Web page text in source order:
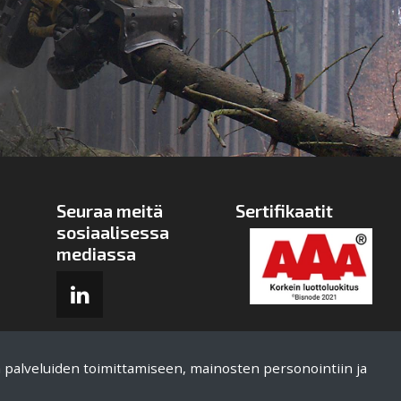
toimittamiseen, mainosten personointiin ja
Seuraa meitä
sosiaalisessa
mediassa
Sertifikaatit